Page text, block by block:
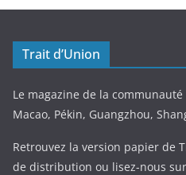
Trait d’Union
Le magazine de la
Macao, Pékin, Guangzhou,
Retrouvez la version papier de
de distribution ou lisez-nous